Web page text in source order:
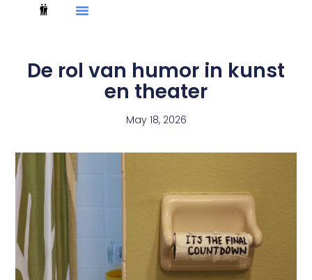
De rol van humor in kunst
en theater
May 18, 2026